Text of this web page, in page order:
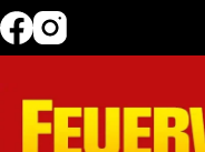
Zum
Inhalt